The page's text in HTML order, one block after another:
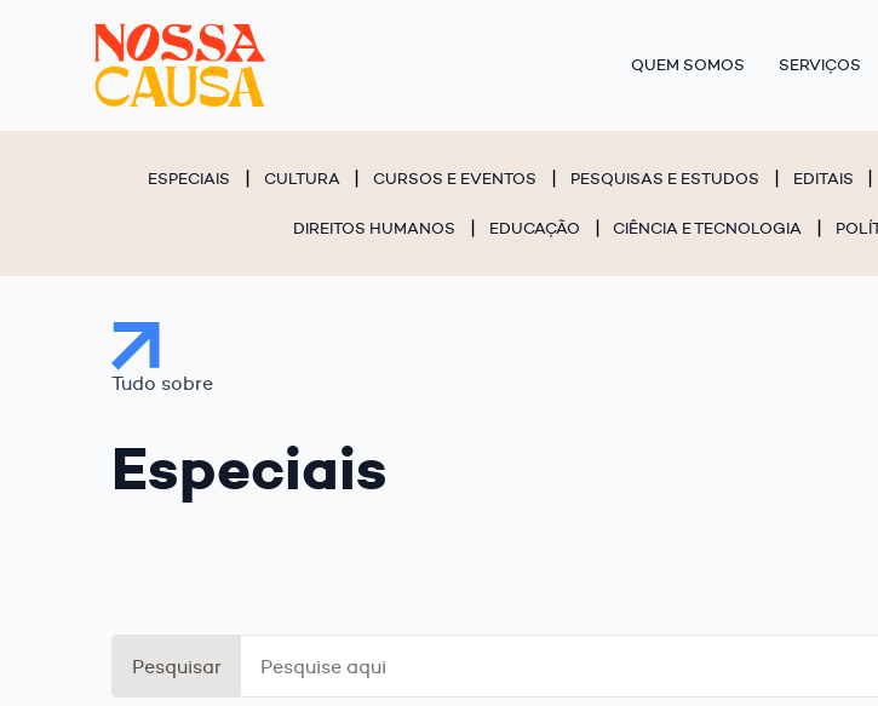
QUEM SOMOS SERVIÇOS
ESPECIAIS CULTURA CURSOS E EVENTOS PESQUISAS E ESTUDOS EDITAIS
DIREITOS HUMANOS EDUCAÇÃO CIÊNCIA E TECNOLOGIA
Tudo sobre
Especiais
Pesquisar
for: